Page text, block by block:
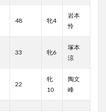
48 牝4
岩本
怜
33 牝6
塚本
涼
22
牝
10
陶文
峰